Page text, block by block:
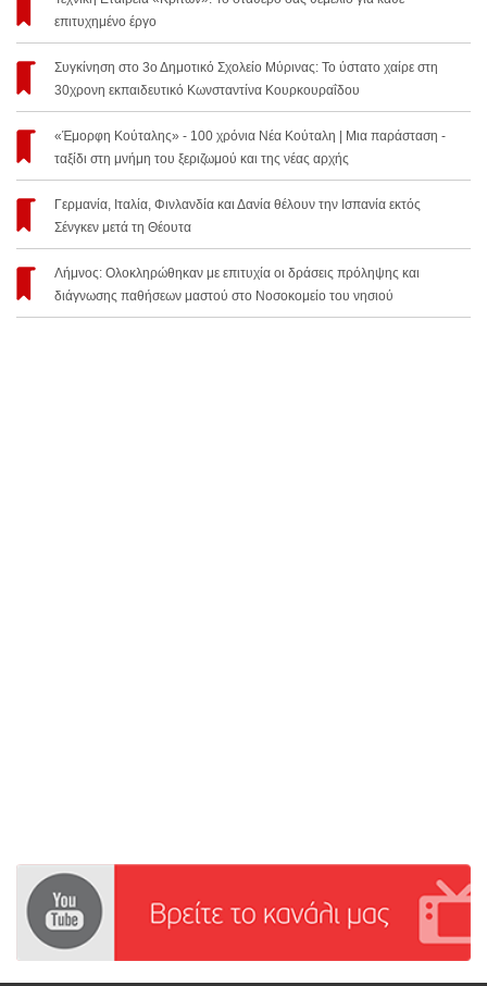
επιτυχημένο έργο
Συγκίνηση στο 3ο Δημοτικό Σχολείο Μύρινας: Το ύστατο χαίρε στη
30χρονη εκπαιδευτικό Κωνσταντίνα Κουρκουραΐδου
«Έμορφη Κούταλης» - 100 χρόνια Νέα Κούταλη | Μια παράσταση -
ταξίδι στη μνήμη του ξεριζωμού και της νέας αρχής
Γερμανία, Ιταλία, Φινλανδία και Δανία θέλουν την Ισπανία εκτός
Σένγκεν μετά τη Θέουτα
Λήμνος: Ολοκληρώθηκαν με επιτυχία οι δράσεις πρόληψης και
διάγνωσης παθήσεων μαστού στο Νοσοκομείο του νησιού